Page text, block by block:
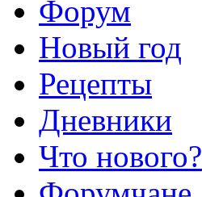
Форум
Новый год
Рецепты
Дневники
Что нового?